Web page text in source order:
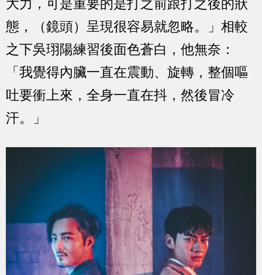
大力，可是重要的是打之前跟打之後的狀
態，（鏡頭）呈現很容易就忽略。」相較
之下吳珝陽練習後面色蒼白，他無奈：
「我覺得內臟一直在震動、旋轉，整個嘔
吐要衝上來，全身一直在抖，然後冒冷
汗。」